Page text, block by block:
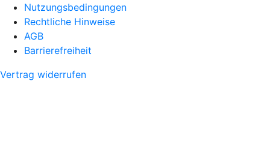
Nutzungsbedingungen
Rechtliche Hinweise
AGB
Barrierefreiheit
Vertrag widerrufen